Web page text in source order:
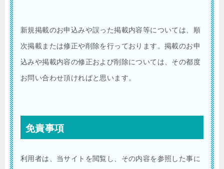
新規掲載のお申込みや誤った掲載内容等については、順
次掲載または修正や削除を行っております。掲載のお申
込みや掲載内容の修正および削除については、その都度
お問い合わせ頂ければと思います。
免責事項
利用者は、当サイトを閲覧し、その内容を参照した事に